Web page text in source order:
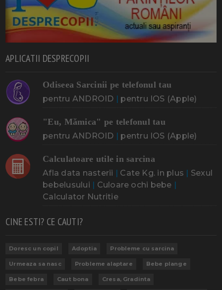
APLICATII DESPRECOPII
Odiseea Sarcinii pe telefonul tau
pentru ANDROID | pentru IOS (Apple)
"Eu, Mămica" pe telefonul tau
pentru ANDROID | pentru IOS (Apple)
Calculatoare utile in sarcina
Afla data nasterii | Cate Kg. in plus | Sexul
bebelusului | Culoare ochi bebe |
Calculator Nutritie
CINE ESTI? CE CAUTI?
Doresc un copil Adoptia Probleme cu sarcina
Urmeaza sa nasc Probleme alaptare Bebe plange
Bebe febra Caut bona Cresa, Gradinta